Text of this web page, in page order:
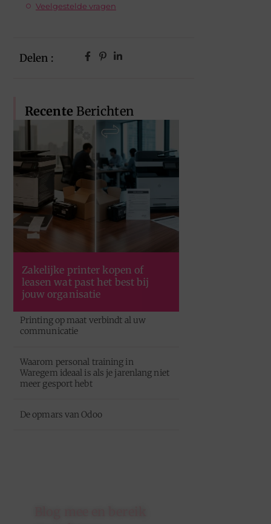
Veelgestelde vragen
Delen :
Recente Berichten
Zakelijke printer kopen of
leasen wat past het best bij
jouw organisatie
Printing op maat verbindt al uw
communicatie
Waarom personal training in
Waregem ideaal is als je jarenlang niet
meer gesport hebt
De opmars van Odoo